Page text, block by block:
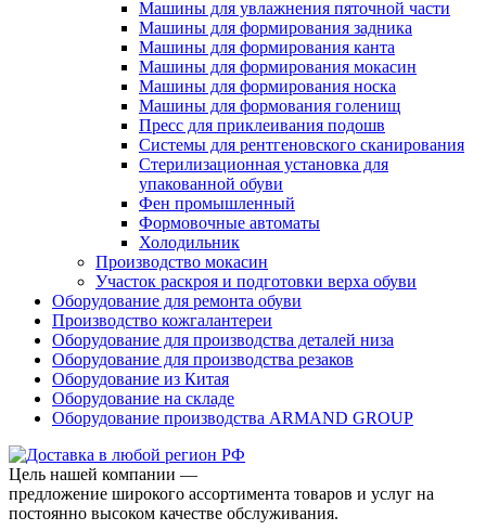
Машины для увлажнения пяточной части
Машины для формирования задника
Машины для формирования канта
Машины для формирования мокасин
Машины для формирования носка
Машины для формования голенищ
Пресс для приклеивания подошв
Системы для рентгеновского сканирования
Стерилизационная установка для
упакованной обуви
Фен промышленный
Формовочные автоматы
Холодильник
Производство мокасин
Участок раскроя и подготовки верха обуви
Оборудование для ремонта обуви
Производство кожгалантереи
Оборудование для производства деталей низа
Оборудование для производства резаков
Оборудование из Китая
Оборудование на складе
Оборудование производства ARMAND GROUP
Цель нашей компании —
предложение широкого ассортимента товаров и услуг на
постоянно высоком качестве обслуживания.